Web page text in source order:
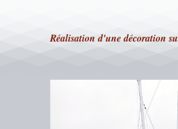
Réalisation d'une décoration